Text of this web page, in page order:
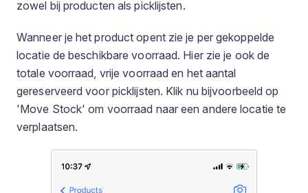
zowel bij producten als picklijsten.
Wanneer je het product opent zie je per gekoppelde
locatie de beschikbare voorraad. Hier zie je ook de
totale voorraad, vrije voorraad en het aantal
gereserveerd voor picklijsten. Klik nu bijvoorbeeld op
'Move Stock' om voorraad naar een andere locatie te
verplaatsen.